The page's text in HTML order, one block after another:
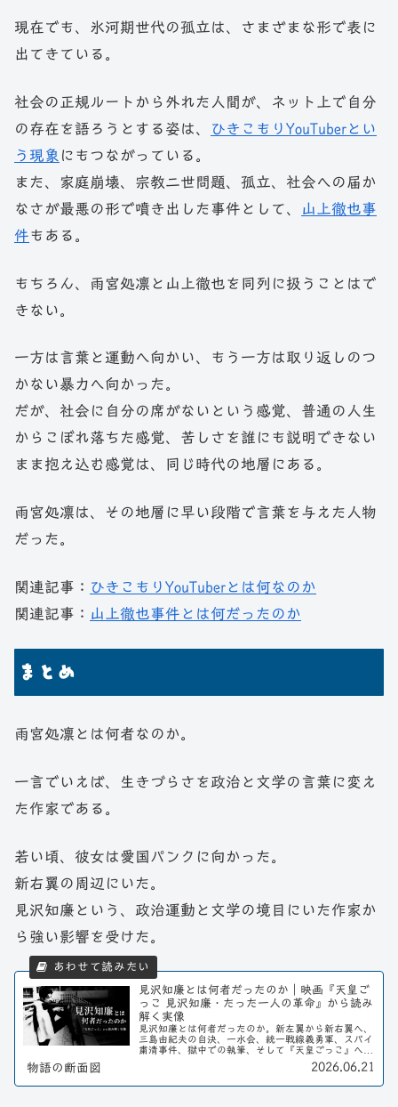
現在でも、氷河期世代の孤立は、さまざまな形で表に
出てきている。
社会の正規ルートから外れた人間が、ネット上で自分
の存在を語ろうとする姿は、
ひきこもりYouTuberとい
う現象 にもつながっている。
また、家庭崩壊、宗教二世問題、孤立、社会への届か
なさが最悪の形で噴き出した事件として、
山上徹也事
件もある。
もちろん、雨宮処凛と山上徹也を同列に扱うことはで
きない。
一方は言葉と運動へ向かい、もう一方は取り返しのつ
かない暴力へ向かった。
だが、社会に自分の席がないという感覚、普通の人生
からこぼれ落ちた感覚、苦しさを誰にも説明できない
まま抱え込む感覚は、同じ時代の地層にある。
雨宮処凛は、その地層に早い段階で言葉を与えた人物
だった。
関連記事： ひきこもりYouTuberとは何なのか
関連記事： 山上徹也事件とは何だったのか
まとめ
雨宮処凛とは何者なのか。
一言でいえば、生きづらさを政治と文学の言葉に変え
た作家である。
若い頃、彼女は愛国パンクに向かった。
新右翼の周辺にいた。
見沢知廉という、政治運動と文学の境目にいた作家か
ら強い影響を受けた。
見沢知廉とは何者だったのか｜映画『天皇ご
っこ 見沢知廉・たった一人の革命』から読み
解く実像
見沢知廉とは何者だったのか。新左翼から新右翼へ、
三島由紀夫の自決、一水会、統一戦線義勇軍、スパイ
粛清事件、獄中での執筆、そして『天皇ごっこ』へ。
映画『天皇ごっこ 見沢知廉・たった一人の革命』も
物語の断面図 2026.06.21